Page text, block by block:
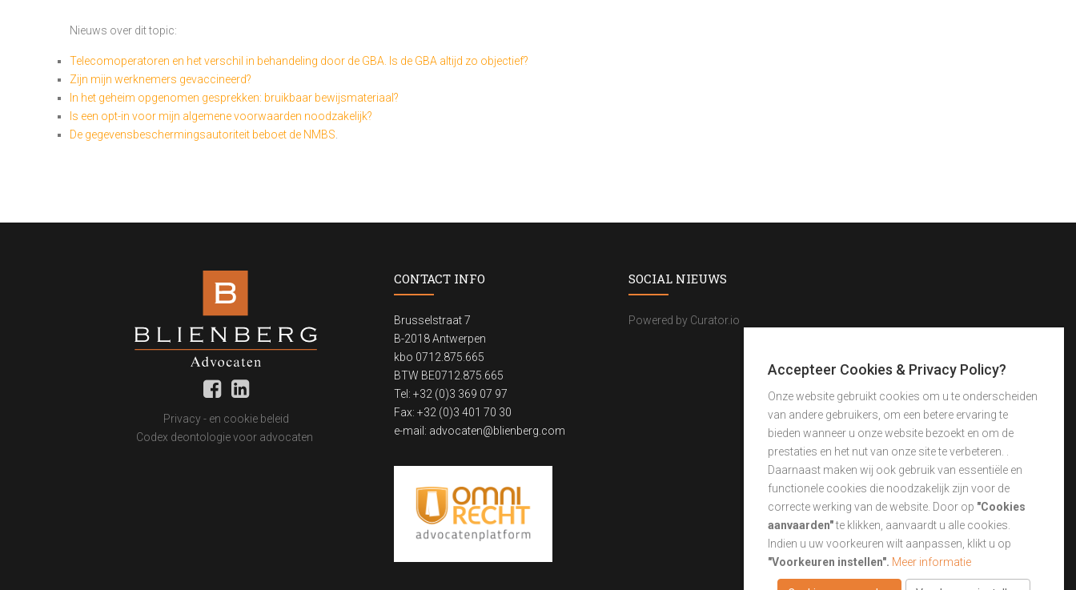
Nieuws over dit topic:
Telecomoperatoren en het verschil in behandeling door de GBA. Is de GBA altijd zo objectief?
Zijn mijn werknemers gevaccineerd?
In het geheim opgenomen gesprekken: bruikbaar bewijsmateriaal?
Is een opt-in voor mijn algemene voorwaarden noodzakelijk?
De gegevensbeschermingsautoriteit beboet de NMBS
Privacy - en cookie beleid
Codex deontologie voor advocaten
CONTACT INFO
Brusselstraat 7
B-2018 Antwerpen
kbo 0712.875.665
BTW BE0712.875.665
Tel: +32 (0)3 369 07 97
Fax: +32 (0)3 401 70 30
e-mail: advocaten@blienberg.com
SOCIAL NIEUWS
Powered by Curator.io
Accepteer Cookies & Privacy Policy?
Onze website gebruikt cookies om u te onderscheiden
van andere gebruikers, om een betere ervaring te
bieden wanneer u onze website bezoekt en om de
prestaties en het nut van onze site te verbeteren. .
Daarnaast maken wij ook gebruik van essentiële en
functionele cookies die noodzakelijk zijn voor de
correcte werking van de website. Door op "Cookies
aanvaarden"te klikken, aanvaardt u alle cookies.
Indien u uw voorkeuren wilt aanpassen, klikt u op
"Voorkeuren instellen". Meer informatie